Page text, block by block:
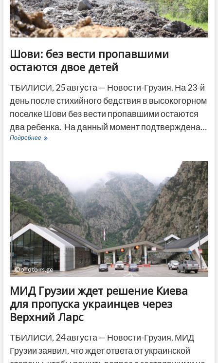
Шови: без вести пропавшими
остаются двое детей
ТБИЛИСИ, 25 августа — Новости-Грузия. На 23-й
день после стихийного бедствия в высокогорном
поселке Шови без вести пропавшими остаются
два ребенка. На данный момент подтверждена…
ПодробнееШови:
пропавшими
остаются
двое
детей
©photo rs.ge
МИД Грузии ждет решение Киева
для пропуска украинцев через
Верхний Ларс
ТБИЛИСИ, 24 августа — Новости-Грузия. МИД
Грузии заявил, что ждет ответа от украинской